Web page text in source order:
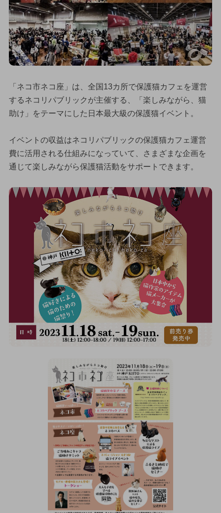
「ネコ市ネコ座」は、全国13カ所で保護猫カフェを運営
するネコリパブリックが主催する、「楽しみながら、猫
助け」をテーマにした日本最大級の保護猫イベント。
イベントの収益はネコリパブリックの保護猫カフェ運営
費に活用される仕組みになっていて、さまざまな企画を
通じて楽しみながら保護猫活動をサポートできます。